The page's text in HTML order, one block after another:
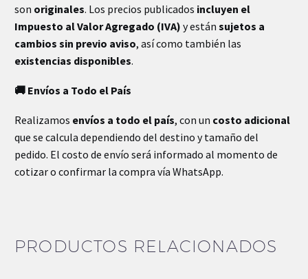
son originales. Los precios publicados incluyen el
Impuesto al Valor Agregado (IVA) y están sujetos a
cambios sin previo aviso, así como también las
existencias disponibles.
🚚 Envíos a Todo el País
Realizamos envíos a todo el país, con un costo adicional
que se calcula dependiendo del destino y tamaño del
pedido. El costo de envío será informado al momento de
cotizar o confirmar la compra vía WhatsApp.
PRODUCTOS RELACIONADOS